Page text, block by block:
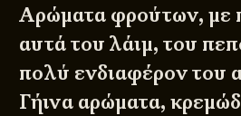
Αρώματα φρούτων, με
αυτά του λάιμ, του
πολύ ενδιαφέρον του
Γήινα αρώματα,